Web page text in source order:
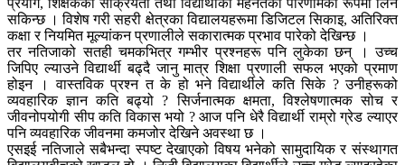
सकिन्छ । विशेष गरी सहरी क्षेत्रका विद्यालयहरूमा डिजिटल सिकाइ, अतिरिक्त
कक्षा र नियमित मूल्यांकन प्रणालीले सकारात्मक प्रभाव पारेको देखिन्छ ।
तर नतिजाको सतही चमकभित्र गम्भीर प्रश्नहरू पनि लुकेका छन् । उच्च
जिपिए ल्याउने विद्यार्थी बढ्दै जानु मात्र शिक्षा प्रणाली सफल भएको प्रमाण
होइन । वास्तविक प्रश्न त के हो भने विद्यार्थीले कति सिके ? उनीहरूको
व्यवहारिक ज्ञान कति बढ्यो ? सिर्जनात्मक क्षमता, विश्लेषणात्मक सोच र
जीवनोपयोगी सीप कति विकास भयो ? आज पनि धेरै विद्यार्थी राम्रो ग्रेड ल्याएर
पनि व्यवहारिक जीवनमा कमजोर देखिने अवस्था छ ।
एसइई नतिजाले सबैभन्दा स्पष्ट देखाएको विषय भनेको सामुदायिक र संस्थागत